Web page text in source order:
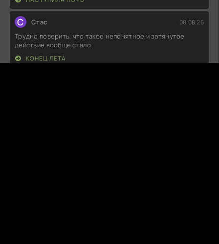
С Стас 08.08.26
Трудно поверить, что такое непонятное и затянутое
действие вообще стало
КОНЕЦ ЛЕТА